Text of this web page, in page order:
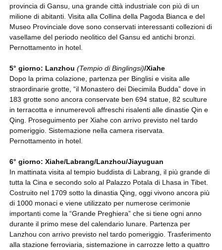
provincia di Gansu, una grande città industriale con più di un
milione di abitanti. Visita alla Collina della Pagoda Bianca e del
Museo Provinciale dove sono conservati interessanti collezioni di
vasellame del periodo neolitico del Gansu ed antichi bronzi.
Pernottamento in hotel.
5° giorno: Lanzhou (Tempio di Binglingsi)/Xiahe
Dopo la prima colazione, partenza per Binglisi e visita alle
straordinarie grotte, “il Monastero dei Diecimila Budda” dove in
183 grotte sono ancora conservate ben 694 statue, 82 sculture
in terracotta e innumerevoli affreschi risalenti alle dinastie Qin e
Qing. Proseguimento per Xiahe con arrivo previsto nel tardo
pomeriggio. Sistemazione nella camera riservata.
Pernottamento in hotel.
6° giorno: Xiahe/Labrang/Lanzhou/Jiayuguan
In mattinata visita al tempio buddista di Labrang, il più grande di
tutta la Cina e secondo solo al Palazzo Potala di Lhasa in Tibet.
Costruito nel 1709 sotto la dinastia Qing, oggi vivono ancora più
di 1000 monaci e viene utilizzato per numerose cerimonie
importanti come la “Grande Preghiera” che si tiene ogni anno
durante il primo mese del calendario lunare. Partenza per
Lanzhou con arrivo previsto nel tardo pomeriggio. Trasferimento
alla stazione ferroviaria, sistemazione in carrozze letto a quattro